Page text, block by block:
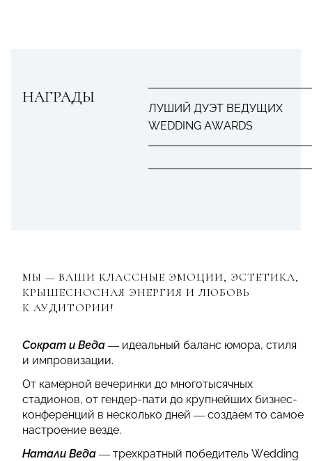
НАГРАДЫ
ЛУШИЙ ДУЭТ ВЕДУЩИХ
WEDDING AWARDS
МЫ — ВАШИ КЛАССНЫЕ ЭМОЦИИ, ЭСТЕТИКА,
КРЫШЕСНОСНАЯ ЭНЕРГИЯ И ЛЮБОВЬ
К АУДИТОРИИ!
Сократ и Веда — идеальный баланс юмора, стиля
и импровизации.
От камерной вечеринки до многотысячных
стадионов, от гендер-пати до крупнейших бизнес-
конференций в несколько дней — создаем то самое
настроение везде.
Натали Веда — трехкратный победитель Wedding